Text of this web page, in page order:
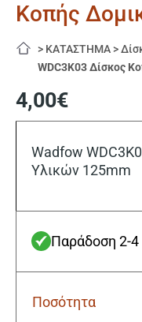
Κοπής
> ΚΑΤΑΣΤΗΜΑ >
WDC3K03 Δίσκος
4,00€
Wadfow
Υλικών 125mm
Παράδοση 2-4
Ποσότητα
Wadfow